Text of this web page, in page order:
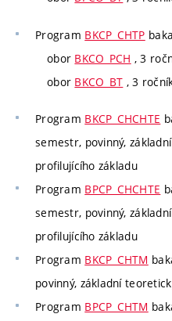
Program BKCP_CHTP
obor BKCO_PCH , 3
obor BKCO_BT , 3
Program BKCP_CHCHTE
semestr, povinný,
profilujícího základu
Program BPCP_CHCHTE
semestr, povinný,
profilujícího základu
Program BKCP_CHTM
povinný, základní
Program BPCP_CHTM